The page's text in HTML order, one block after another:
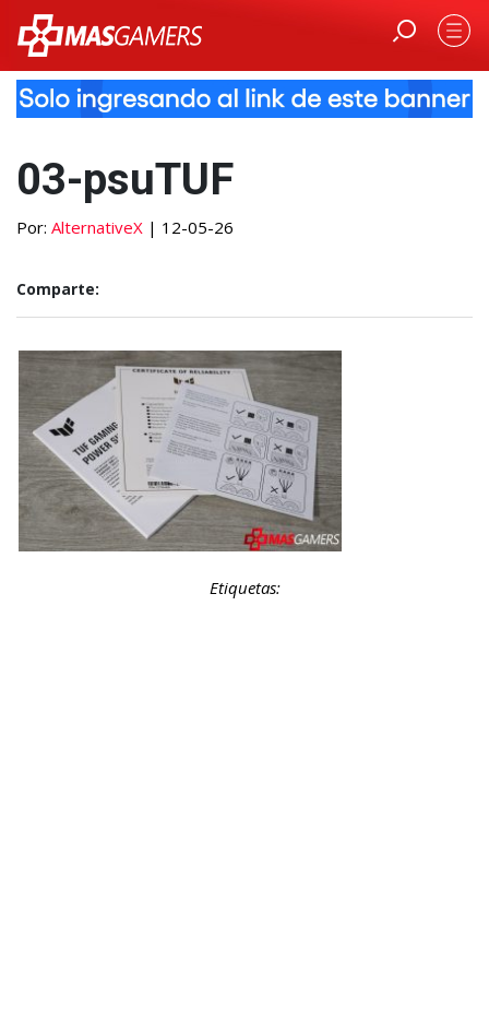
03-psuTUF
Por: AlternativeX | 12-05-26
Comparte:
Etiquetas: